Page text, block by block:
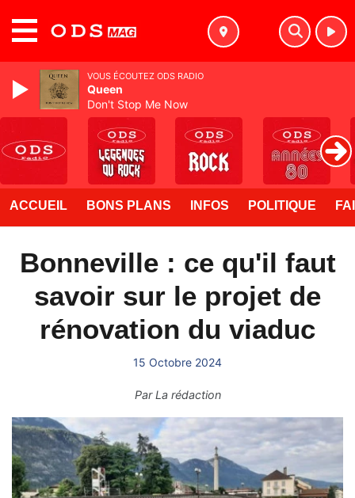
ACCUEIL BONS PLANS INFOS POLITIQUE
Bonneville : ce qu'il faut
savoir sur le projet de
rénovation du viaduc
15 Octobre 2024
ParLa rédaction
VOUS ÉCOUTEZ ODS RADIO
Queen
Don't Stop Me Now